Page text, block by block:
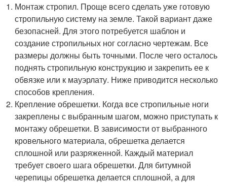
Монтаж стропил. Проще всего сделать уже готовую
стропильную систему на земле. Такой вариант даже
безопасней. Для этого потребуется шаблон и
создание стропильных ног согласно чертежам. Все
размеры должны быть точными. После чего осталось
поднять стропильную конструкцию и закрепить ее к
обвязке или к мауэрлату. Ниже приводится несколько
способов крепления.
Крепление обрешетки. Когда все стропильные ноги
закреплены с выбранным шагом, можно приступать к
монтажу обрешетки. В зависимости от выбранного
кровельного материала, обрешетка делается
сплошной или разряженной. Каждый материал
требует своего шага обрешетки. Для битумной
черепицы обрешетка делается сплошной, а для